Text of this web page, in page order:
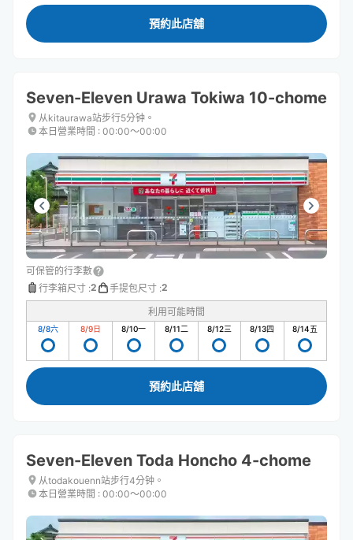
預約此店舖
Seven-Eleven Urawa Tokiwa 10-chome
从kitaurawa站步行5分钟。
本日營業時間 : 00:00〜00:00
可保管的行李數
行李箱尺寸 :2 手提包尺寸 :2
利用可能時間
8/8六 8/9日 8/10一 8/11二 8/12三 8/13四 8/14五
預約此店舖
Seven-Eleven Toda Honcho 4-chome
从todakouenn站步行4分钟。
本日營業時間 : 00:00〜00:00